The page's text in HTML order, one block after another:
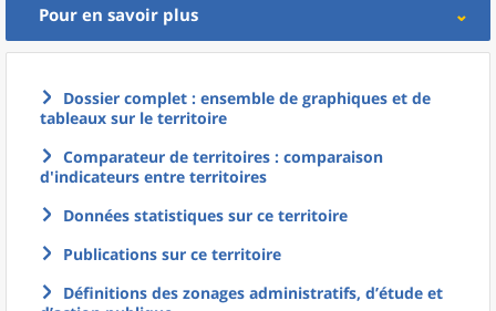
Pour en savoir plus
Dossier complet : ensemble de graphiques et de
tableaux sur le territoire
Comparateur de territoires : comparaison
d'indicateurs entre territoires
Données statistiques sur ce territoire
Publications sur ce territoire
Définitions des zonages administratifs, d’étude et